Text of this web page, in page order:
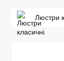
Люстри